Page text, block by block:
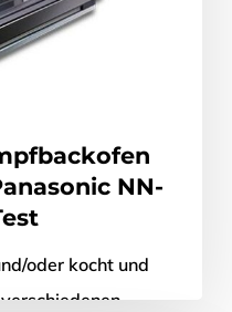
NN-
oder kocht und